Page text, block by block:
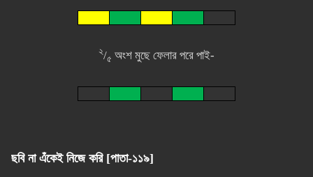
২/৫ অংশ মুছে ফেলার পরে পাই-
ছবি না এঁকেই নিজে করি [পাতা-১১৯]